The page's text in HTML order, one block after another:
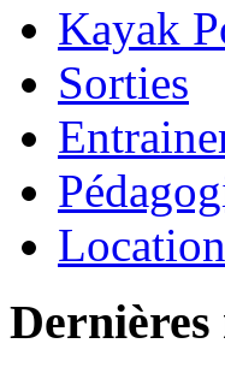
Kayak
Sorties
Location
Dernières